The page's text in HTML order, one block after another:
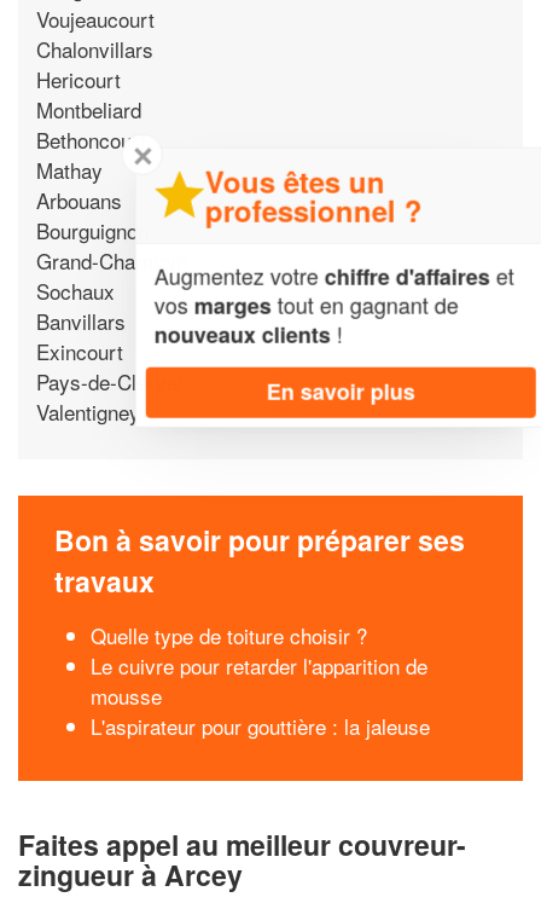
Voujeaucourt
Chalonvillars
Hericourt
Montbeliard
Bethoncourt
Mathay
Arbouans
Bourguignon
Grand-Charmont
Sochaux
Banvillars
Exincourt
Pays-de-Clerval
Valentigney
Bon à savoir pour préparer ses
travaux
Quelle type de toiture choisir ?
Le cuivre pour retarder l'apparition de
mousse
L'aspirateur pour gouttière : la jaleuse
Faites appel au meilleur couvreur-
zingueur à Arcey
✕
Vous êtes un
professionnel ?
Augmentez votrechiffre d'affaireset
vos margestout en gagnant de
nouveaux clients!
En savoir plus